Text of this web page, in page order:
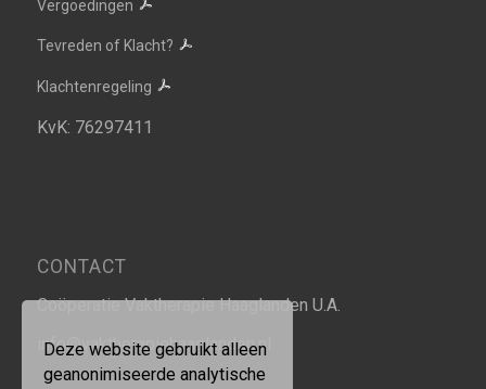
Vergoedingen
Tevreden of Klacht?
Klachtenregeling
KvK: 76297411
CONTACT
Coöperatie Vaktherapie Haaglanden U.A.
info@vaktherapiehaaglanden.nl
Deze website gebruikt alleen
geanonimiseerde analytische